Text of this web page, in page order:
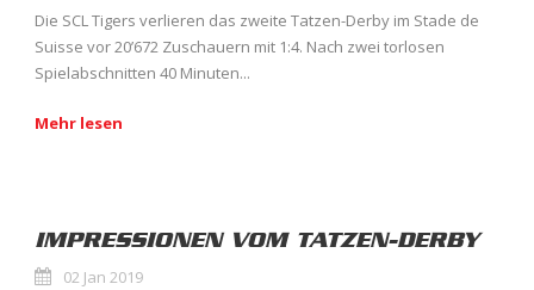
Die SCL Tigers verlieren das zweite Tatzen-Derby im Stade de
Suisse vor 20’672 Zuschauern mit 1:4. Nach zwei torlosen
Spielabschnitten 40 Minuten...
Mehr lesen
IMPRESSIONEN VOM TATZEN-DERBY
02 Jan 2019